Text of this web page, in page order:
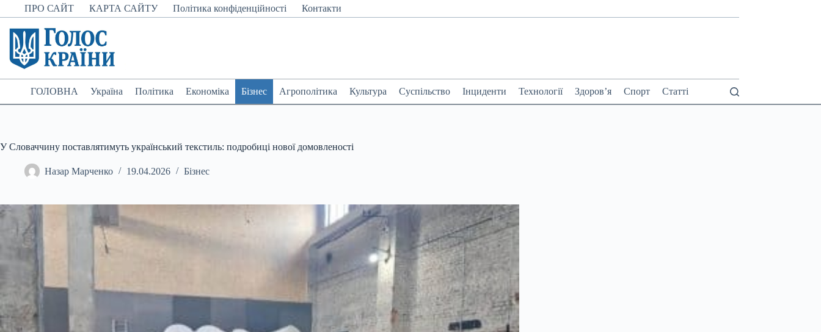
Перейти
до
вмісту
ПРО САЙТ КАРТА САЙТУ Політика конфіденційності Контакти
ГОЛОВНА Україна Політика Економіка Бізнес Агрополітика Культура Суспільство Інциденти Технології Здоров’я Спорт Статті
У Словаччину поставлятимуть український текстиль: подробиці нової домовленості
Назар Марченко 19.04.2026 Бізнес